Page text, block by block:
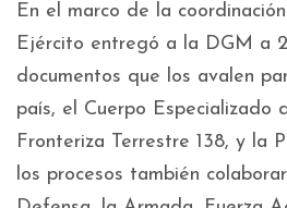
En el marco de la
Ejército entregó a la DGM a
documentos que los avalen
país, el Cuerpo Especializado
Fronteriza Terrestre 138, y la
los procesos también